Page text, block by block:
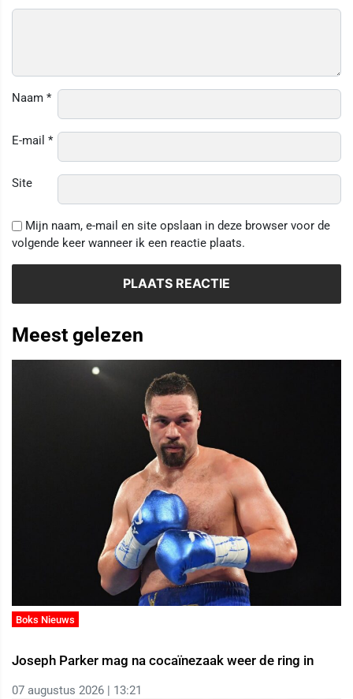
Naam *
E-mail *
Site
Mijn naam, e-mail en site opslaan in deze browser voor de
volgende keer wanneer ik een reactie plaats.
Meest gelezen
Boks Nieuws
Joseph Parker mag na cocaïnezaak weer de ring in
07 augustus 2026 | 13:21